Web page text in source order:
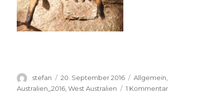
Autor
stefan
Veröffentlicht
am
20. September 2016 Kategorien
Allgemein,
Australien_2016 ,West Australien 1 Kommentarzu